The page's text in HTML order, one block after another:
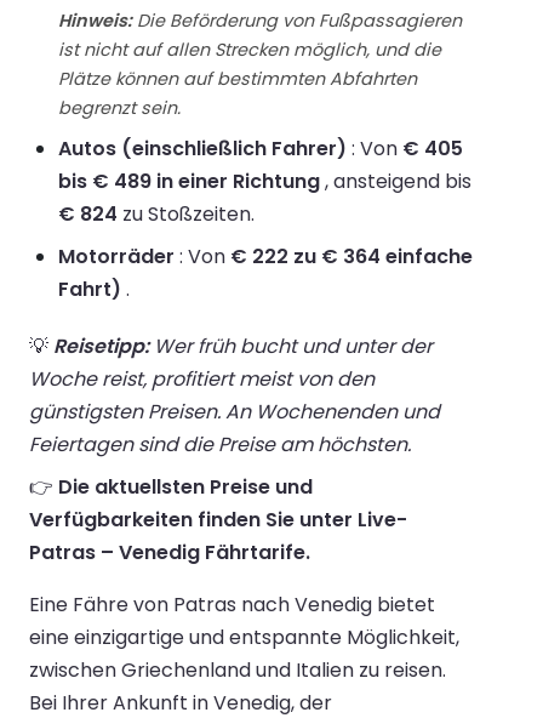
Hinweis:Die Beförderung von Fußpassagieren
ist nicht auf allen Strecken möglich, und die
Plätze können auf bestimmten Abfahrten
begrenzt sein.
Autos (einschließlich Fahrer) : Von € 405
bis € 489 in einer Richtung, ansteigend bis
€ 824 zu Stoßzeiten.
Motorräder : Von € 222 zu € 364 einfache
Fahrt) .
💡 Reisetipp:Wer früh bucht und unter der
Woche reist, profitiert meist von den
günstigsten Preisen. An Wochenenden und
Feiertagen sind die Preise am höchsten.
👉 Die aktuellsten Preise und
Verfügbarkeiten finden Sie unter Live-
Patras – Venedig Fährtarife.
Eine Fähre von Patras nach Venedig bietet
eine einzigartige und entspannte Möglichkeit,
zwischen Griechenland und Italien zu reisen.
Bei Ihrer Ankunft in Venedig, der